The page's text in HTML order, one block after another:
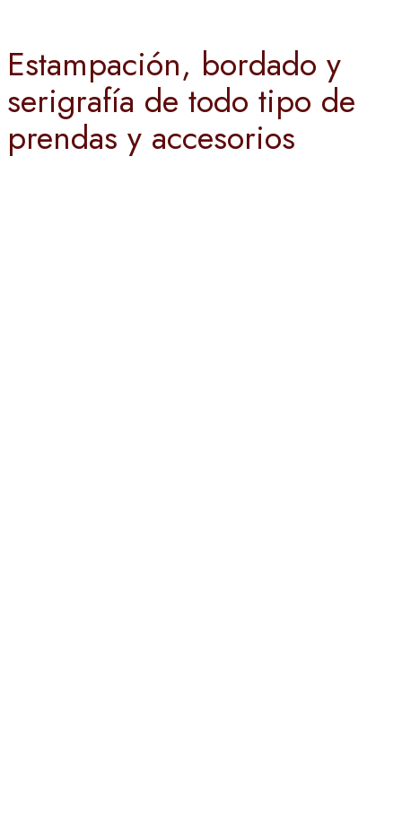
Estampación, bordado y
serigrafía de todo tipo de
prendas y accesorios